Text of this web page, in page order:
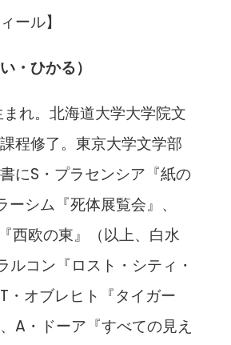
ール】
・ひかる）
れ。北海道大学大学院文
程修了。東京大学文学部
にS・プラセンシア『紙の
ーシム『死体展覧会』、
西欧の東』（以上、白水
ルコン『ロスト・シティ・
・オブレヒト『タイガー
A・ドーア『すべての見え